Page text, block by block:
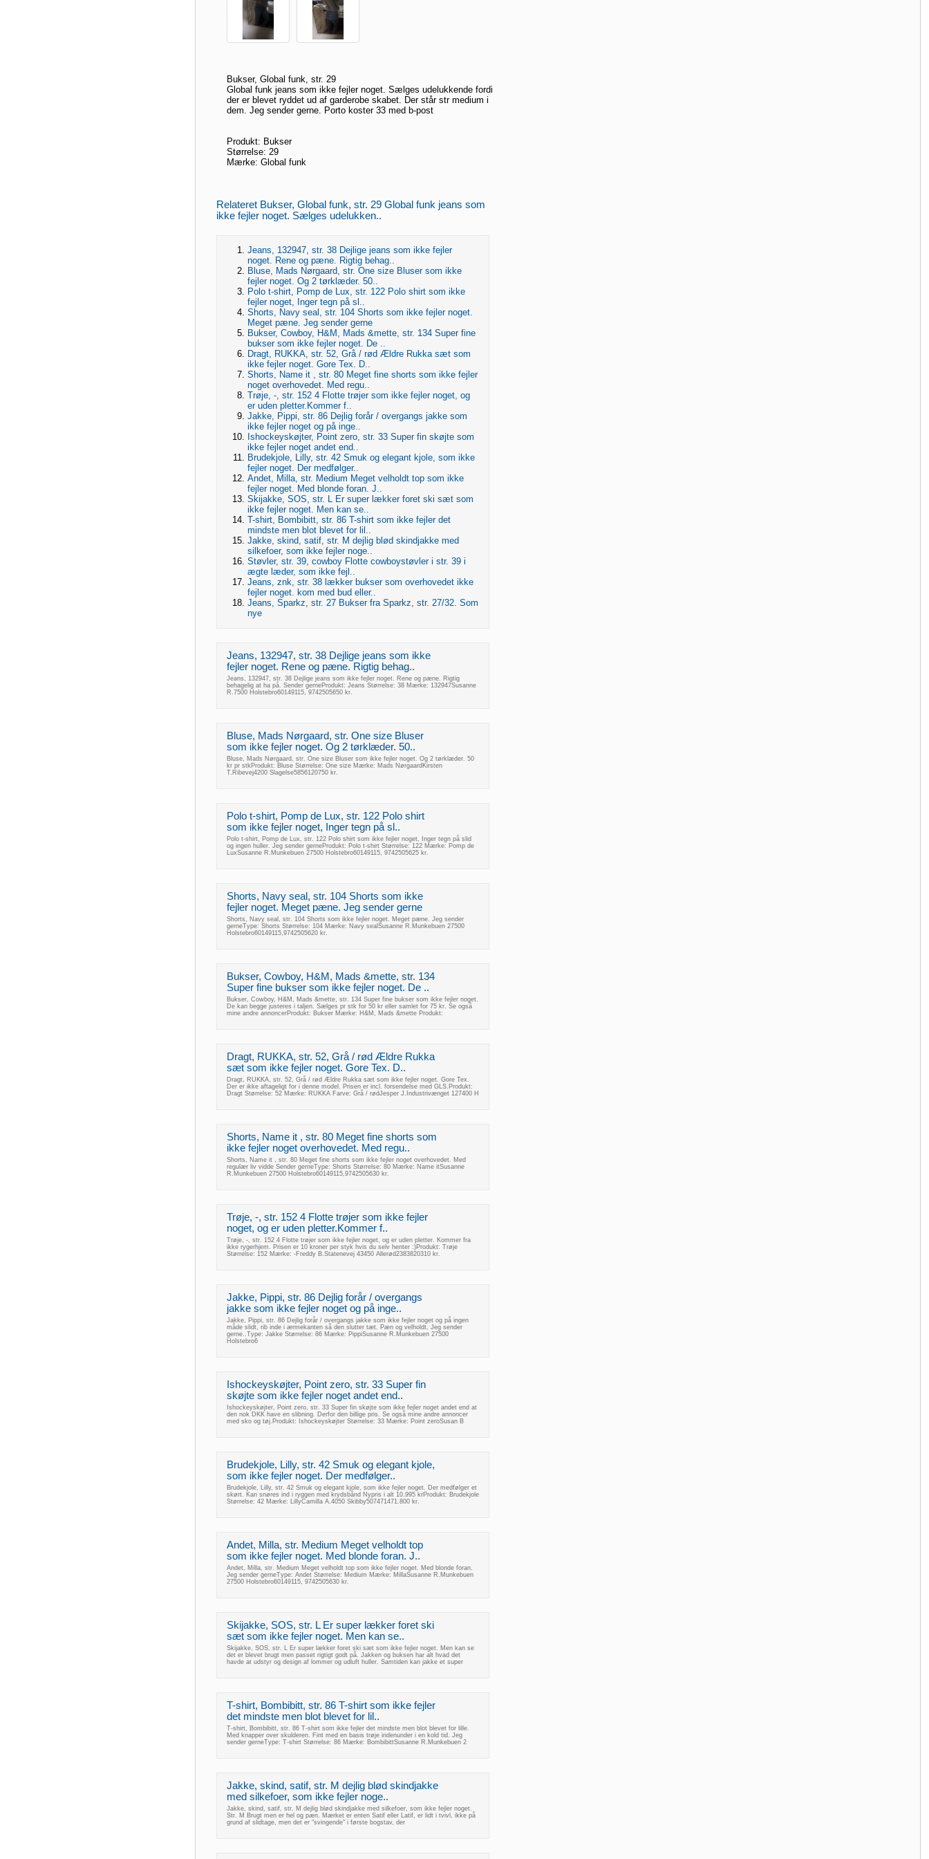
Bukser, Global funk, str. 29
Global funk jeans som ikke fejler noget. Sælges udelukkende fordi
der er blevet ryddet ud af garderobe skabet. Der står str medium i
dem. Jeg sender gerne. Porto koster 33 med b-post
Produkt: Bukser
Størrelse: 29
Mærke: Global funk
Relateret Bukser, Global funk, str. 29 Global funk jeans som
ikke fejler noget. Sælges udelukken..
Jeans, 132947, str. 38 Dejlige jeans som ikke fejler
noget. Rene og pæne. Rigtig behag..
Bluse, Mads Nørgaard, str. One size Bluser som ikke
fejler noget. Og 2 tørklæder. 50..
Polo t-shirt, Pomp de Lux, str. 122 Polo shirt som ikke
fejler noget, Inger tegn på sl..
Shorts, Navy seal, str. 104 Shorts som ikke fejler noget.
Meget pæne. Jeg sender gerne
Bukser, Cowboy, H&M, Mads &mette, str. 134 Super fine
bukser som ikke fejler noget. De ..
Dragt, RUKKA, str. 52, Grå / rød Ældre Rukka sæt som
ikke fejler noget. Gore Tex. D..
Shorts, Name it , str. 80 Meget fine shorts som ikke fejler
noget overhovedet. Med regu..
Trøje, -, str. 152 4 Flotte trøjer som ikke fejler noget, og
er uden pletter.Kommer f..
Jakke, Pippi, str. 86 Dejlig forår / overgangs jakke som
ikke fejler noget og på inge..
Ishockeyskøjter, Point zero, str. 33 Super fin skøjte som
ikke fejler noget andet end..
Brudekjole, Lilly, str. 42 Smuk og elegant kjole, som ikke
fejler noget. Der medfølger..
Andet, Milla, str. Medium Meget velholdt top som ikke
fejler noget. Med blonde foran. J..
Skijakke, SOS, str. L Er super lækker foret ski sæt som
ikke fejler noget. Men kan se..
T-shirt, Bombibitt, str. 86 T-shirt som ikke fejler det
mindste men blot blevet for lil..
Jakke, skind, satif, str. M dejlig blød skindjakke med
silkefoer, som ikke fejler noge..
Støvler, str. 39, cowboy Flotte cowboystøvler i str. 39 i
ægte læder, som ikke fejl..
Jeans, znk, str. 38 lækker bukser som overhovedet ikke
fejler noget. kom med bud eller..
Jeans, Sparkz, str. 27 Bukser fra Sparkz, str. 27/32. Som
nye
Jeans, 132947, str. 38 Dejlige jeans som ikke
fejler noget. Rene og pæne. Rigtig behag..
Jeans, 132947, str. 38 Dejlige jeans som ikke fejler noget. Rene og pæne. Rigtig
behagelig at ha på. Sender gerneProdukt: Jeans Størrelse: 38 Mærke: 132947Susanne
R.7500 Holstebro60149115, 9742505650 kr.
Bluse, Mads Nørgaard, str. One size Bluser
som ikke fejler noget. Og 2 tørklæder. 50..
Bluse, Mads Nørgaard, str. One size Bluser som ikke fejler noget. Og 2 tørklæder. 50
kr pr stkProdukt: Bluse Størrelse: One size Mærke: Mads NørgaardKirsten
T.Ribevej4200 Slagelse5856120750 kr.
Polo t-shirt, Pomp de Lux, str. 122 Polo shirt
som ikke fejler noget, Inger tegn på sl..
Polo t-shirt, Pomp de Lux, str. 122 Polo shirt som ikke fejler noget, Inger tegn på slid
og ingen huller. Jeg sender gerneProdukt: Polo t-shirt Størrelse: 122 Mærke: Pomp de
LuxSusanne R.Munkebuen 27500 Holstebro60149115, 9742505625 kr.
Shorts, Navy seal, str. 104 Shorts som ikke
fejler noget. Meget pæne. Jeg sender gerne
Shorts, Navy seal, str. 104 Shorts som ikke fejler noget. Meget pæne. Jeg sender
gerneType: Shorts Størrelse: 104 Mærke: Navy sealSusanne R.Munkebuen 27500
Holstebro60149115,9742505620 kr.
Bukser, Cowboy, H&M, Mads &mette, str. 134
Super fine bukser som ikke fejler noget. De ..
Bukser, Cowboy, H&M, Mads &mette, str. 134 Super fine bukser som ikke fejler noget.
De kan begge justeres i taljen. Sælges pr stk for 50 kr eller samlet for 75 kr. Se også
mine andre annoncerProdukt: Bukser Mærke: H&M, Mads &mette Produkt:
Dragt, RUKKA, str. 52, Grå / rød Ældre Rukka
sæt som ikke fejler noget. Gore Tex. D..
Dragt, RUKKA, str. 52, Grå / rød Ældre Rukka sæt som ikke fejler noget. Gore Tex.
Der er ikke aftageligt for i denne model. Prisen er incl. forsendelse med GLS.Produkt:
Dragt Størrelse: 52 Mærke: RUKKA Farve: Grå / rødJesper J.Industrivænget 127400 H
Shorts, Name it , str. 80 Meget fine shorts som
ikke fejler noget overhovedet. Med regu..
Shorts, Name it , str. 80 Meget fine shorts som ikke fejler noget overhovedet. Med
regulær liv vidde Sender gerneType: Shorts Størrelse: 80 Mærke: Name itSusanne
R.Munkebuen 27500 Holstebro60149115,9742505630 kr.
Trøje, -, str. 152 4 Flotte trøjer som ikke fejler
noget, og er uden pletter.Kommer f..
Trøje, -, str. 152 4 Flotte trøjer som ikke fejler noget, og er uden pletter. Kommer fra
ikke rygerhjem. Prisen er 10 kroner per styk hvis du selv henter :)Produkt: Trøje
Størrelse: 152 Mærke: -Freddy B.Statenevej 43450 Allerød2383820310 kr.
Jakke, Pippi, str. 86 Dejlig forår / overgangs
jakke som ikke fejler noget og på inge..
Jakke, Pippi, str. 86 Dejlig forår / overgangs jakke som ikke fejler noget og på ingen
måde slidt, rib inde i ærmekanten så den slutter tæt. Pæn og velholdt, Jeg sender
gerne..Type: Jakke Størrelse: 86 Mærke: PippiSusanne R.Munkebuen 27500
Holstebro6
Ishockeyskøjter, Point zero, str. 33 Super fin
skøjte som ikke fejler noget andet end..
Ishockeyskøjter, Point zero, str. 33 Super fin skøjte som ikke fejler noget andet end at
den nok DKK have en slibning. Derfor den billige pris. Se også mine andre annoncer
med sko og tøj.Produkt: Ishockeyskøjter Størrelse: 33 Mærke: Point zeroSusan B
Brudekjole, Lilly, str. 42 Smuk og elegant kjole,
som ikke fejler noget. Der medfølger..
Brudekjole, Lilly, str. 42 Smuk og elegant kjole, som ikke fejler noget. Der medfølger et
skørt. Kan snøres ind i ryggen med krydsbånd Nypris i alt 10.995 krProdukt: Brudekjole
Størrelse: 42 Mærke: LillyCamilla A.4050 Skibby507471471.800 kr.
Andet, Milla, str. Medium Meget velholdt top
som ikke fejler noget. Med blonde foran. J..
Andet, Milla, str. Medium Meget velholdt top som ikke fejler noget. Med blonde foran.
Jeg sender gerneType: Andet Størrelse: Medium Mærke: MillaSusanne R.Munkebuen
27500 Holstebro60149115, 9742505630 kr.
Skijakke, SOS, str. L Er super lækker foret ski
sæt som ikke fejler noget. Men kan se..
Skijakke, SOS, str. L Er super lækker foret ski sæt som ikke fejler noget. Men kan se
det er blevet brugt men passet rigtigt godt på. Jakken og buksen har alt hvad det
havde at udstyr og design af lommer og udluft huller. Samtiden kan jakke et super
T-shirt, Bombibitt, str. 86 T-shirt som ikke fejler
det mindste men blot blevet for lil..
T-shirt, Bombibitt, str. 86 T-shirt som ikke fejler det mindste men blot blevet for lille.
Med knapper over skulderen. Fint med en basis trøje indenunder i en kold tid. Jeg
sender gerneType: T-shirt Størrelse: 86 Mærke: BombibittSusanne R.Munkebuen 2
Jakke, skind, satif, str. M dejlig blød skindjakke
med silkefoer, som ikke fejler noge..
Jakke, skind, satif, str. M dejlig blød skindjakke med silkefoer, som ikke fejler noget.
Str. M Brugt men er hel og pæn. Mærket er enten Satif eller Latif, er lidt i tvivl, ikke på
grund af slidtage, men det er "svingende" i første bogstav, der